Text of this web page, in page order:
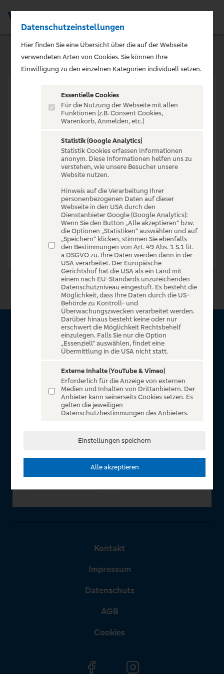
VERANSTALTUNG NICHT
GEFUNDEN
Zur Startseite
Über VR Entertain
für alle Kunden der Volksbanken Raiffeisenbanken. Auf
unserem einzigartigen Portal finden Sie Tickets für
atemberaubende Konzerte, Musicals und Shows, die
Fußball-Bundesliga sowie die Champions League und die
In Zusammenarbeit mit
Kontakt
Impressum
Datenschutz
AGB
Cookies
Datenschutzeinstellungen
Hier finden Sie eine Übersicht über die auf der Webseite
verwendeten Arten von Cookies. Sie können Ihre
Einwilligung zu den einzelnen Kategorien individuell setzen.
Essentielle Cookies
Für die Nutzung der Webseite mit allen
Funktionen (z.B. Consent Cookies,
Warenkorb, Anmelden, etc.)
Statistik (Google Analytics)
Statistik Cookies erfassen Informationen
anonym. Diese Informationen helfen uns zu
verstehen, wie unsere Besucher unsere
Website nutzen.
Hinweis auf die Verarbeitung Ihrer
personenbezogenen Daten auf dieser
Webseite in den USA durch den
Dienstanbieter Google (Google Analytics):
Wenn Sie den Button „Alle akzeptieren“ bzw.
die Optionen „Statistiken“ auswählen und auf
„Speichern“ klicken, stimmen Sie ebenfalls
den Bestimmungen von Art. 49 Abs. 1 S.1 lit.
a DSGVO zu. Ihre Daten werden dann in der
USA verarbeitet. Der Europäische
Gerichtshof hat die USA als ein Land mit
einem nach EU-Standards unzureichenden
Datenschutzniveau eingestuft. Es besteht die
Möglichkeit, dass Ihre Daten durch die US-
Behörde zu Kontroll- und
Überwachungszwecken verarbeitet werden.
Darüber hinaus besteht keine oder nur
erschwert die Möglichkeit Rechtsbehelf
einzulegen. Falls Sie nur die Option
„Essenziell“ auswählen, findet eine
Übermittlung in die USA nicht statt.
Externe Inhalte (YouTube & Vimeo)
Erforderlich für die Anzeige von externen
Medien und Inhalten von Drittanbietern. Der
Anbieter kann seinerseits Cookies setzen. Es
gelten die jeweiligen
Datenschutzbestimmungen des Anbieters.
Einstellungen speichern
Alle akzeptieren